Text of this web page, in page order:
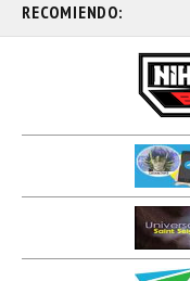
RECOMIENDO: